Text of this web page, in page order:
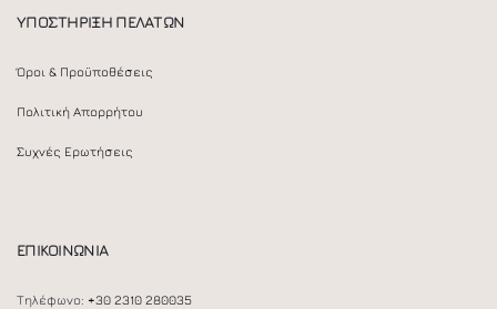
ΥΠΟΣΤΗΡΙΞΗ ΠΕΛΑΤΩΝ
Όροι & Προϋποθέσεις
Πολιτική Απορρήτου
Συχνές Ερωτήσεις
ΕΠΙΚΟΙΝΩΝΙΑ
Τηλέφωνο: +30 2310 280035